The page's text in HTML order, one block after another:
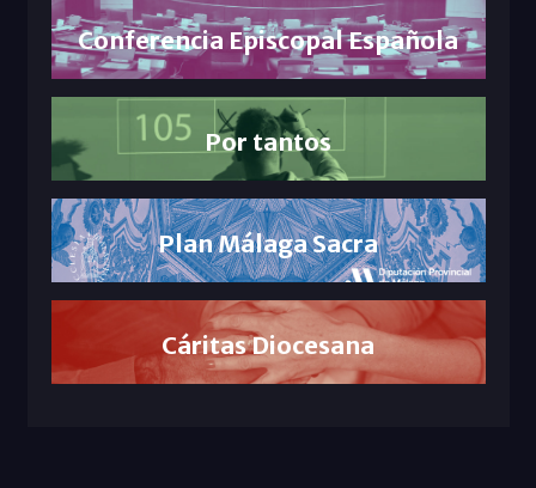
Conferencia Episcopal Española
Por tantos
Plan Málaga Sacra
Cáritas Diocesana